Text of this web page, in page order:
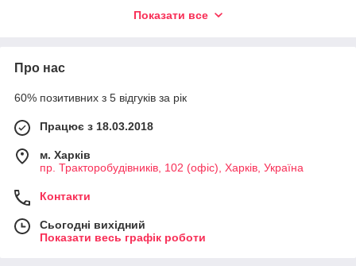
концерну AGS (світовий лідер у виробництві
дзеркала (сатин) виходить за допомогою глибокої
пескоструя, через який відбувається світлодіодне
підсвічування LED.
потужності подсвечівет малюнок, прикрашаючи декор
дзеркала.
Можливо:
-виготовлення дзеркала за індивідуальними
10Вт та 10Вт * 2,
Показати все
Про нас
60% позитивних з 5 відгуків за рік
Працює з 18.03.2018
м. Харків
пр. Тракторобудівників, 102 (офіс), Харків, Україна
Контакти
Сьогодні вихідний
Показати весь графік роботи